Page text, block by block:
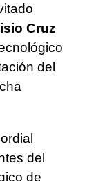
Cruz
del
del
de